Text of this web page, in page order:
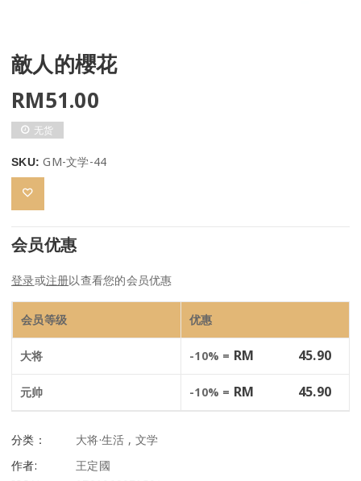
敵人的櫻花
RM51.00
无货
SKU:GM-文学-44
会员优惠
登录或注册以查看您的会员优惠
会员等级 优惠
大将 -10% = RM 45.90
元帅 -10% = RM 45.90
分类： 大将·生活 , 文学
作者:
王定國